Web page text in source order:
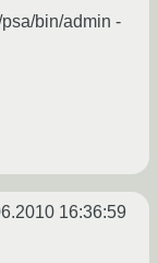
bin/admin -
16:36:59